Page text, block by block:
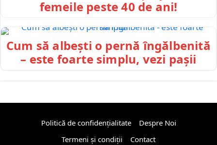
femeile peste 40 de ani!
Cum să albești o pernă îngălbenită
– este foarte simplu, vezi pașii
Politică de confidențialitate
Despre Noi
Termeni și condiții
Contact